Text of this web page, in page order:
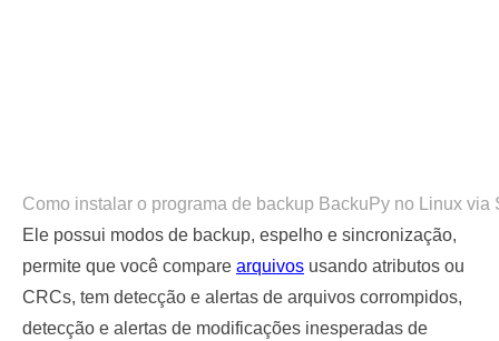
Como instalar o programa de backup BackuPy no Linux via
Ele possui modos de backup, espelho e sincronização,
permite que você compare arquivos usando atributos ou
CRCs, tem detecção e alertas de arquivos corrompidos,
detecção e alertas de modificações inesperadas de